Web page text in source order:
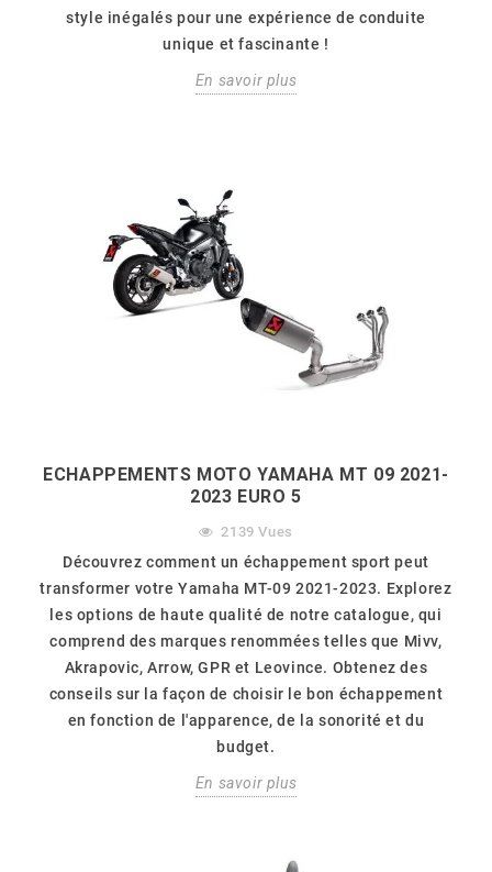
style inégalés pour une expérience de conduite
unique et fascinante !
En savoir plus
ECHAPPEMENTS MOTO YAMAHA MT 09 2021-
2023 EURO 5
2139Vues
Découvrez comment un échappement sport peut
transformer votre Yamaha MT-09 2021-2023. Explorez
les options de haute qualité de notre catalogue, qui
comprend des marques renommées telles que Mivv,
Akrapovic, Arrow, GPR et Leovince. Obtenez des
conseils sur la façon de choisir le bon échappement
en fonction de l'apparence, de la sonorité et du
budget.
En savoir plus